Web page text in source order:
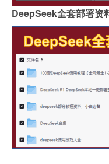
DeepSeek全套部署资